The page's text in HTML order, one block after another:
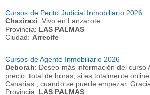
Cursos de Perito Judicial Inmobiliario 2026
Chaxiraxi: Vivo en Lanzarote
Provincia: LAS PALMAS
Ciudad: Arrecife
Cursos de Agente Inmobiliario 2026
Deborah: Deseo más información del curso
precio, total de horas, si es totalmente
Canarias , cuando se puede empezar.
Provincia: LAS PALMAS